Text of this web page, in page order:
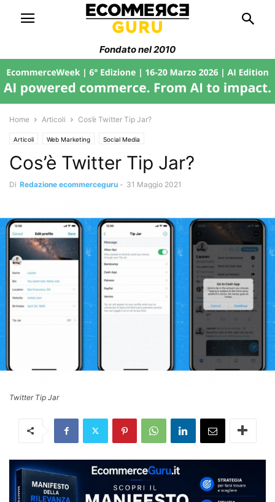
Fondato nel 2010
Home Articoli Cos’è Twitter Tip Jar?
Articoli Web Marketing Social Media
Cos’è Twitter Tip Jar?
Di Redazione ecommerceguru - 31 Maggio 2021
Twitter Tip Jar